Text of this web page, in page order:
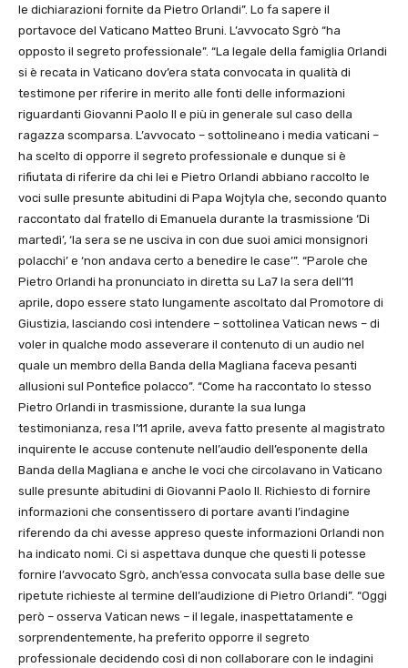
le dichiarazioni fornite da Pietro Orlandi”. Lo fa sapere il
portavoce del Vaticano Matteo Bruni. L’avvocato Sgrò “ha
opposto il segreto professionale”. “La legale della famiglia Orlandi
si è recata in Vaticano dov’era stata convocata in qualità di
testimone per riferire in merito alle fonti delle informazioni
riguardanti Giovanni Paolo II e più in generale sul caso della
ragazza scomparsa. L’avvocato – sottolineano i media vaticani –
ha scelto di opporre il segreto professionale e dunque si è
rifiutata di riferire da chi lei e Pietro Orlandi abbiano raccolto le
voci sulle presunte abitudini di Papa Wojtyla che, secondo quanto
raccontato dal fratello di Emanuela durante la trasmissione ‘Di
martedì’, ‘la sera se ne usciva in con due suoi amici monsignori
polacchi’ e ‘non andava certo a benedire le case’”. “Parole che
Pietro Orlandi ha pronunciato in diretta su La7 la sera dell’11
aprile, dopo essere stato lungamente ascoltato dal Promotore di
Giustizia, lasciando così intendere – sottolinea Vatican news – di
voler in qualche modo asseverare il contenuto di un audio nel
quale un membro della Banda della Magliana faceva pesanti
allusioni sul Pontefice polacco”. “Come ha raccontato lo stesso
Pietro Orlandi in trasmissione, durante la sua lunga
testimonianza, resa l’11 aprile, aveva fatto presente al magistrato
inquirente le accuse contenute nell’audio dell’esponente della
Banda della Magliana e anche le voci che circolavano in Vaticano
sulle presunte abitudini di Giovanni Paolo II. Richiesto di fornire
informazioni che consentissero di portare avanti l’indagine
riferendo da chi avesse appreso queste informazioni Orlandi non
ha indicato nomi. Ci si aspettava dunque che questi li potesse
fornire l’avvocato Sgrò, anch’essa convocata sulla base delle sue
ripetute richieste al termine dell’audizione di Pietro Orlandi”. “Oggi
però – osserva Vatican news – il legale, inaspettatamente e
sorprendentemente, ha preferito opporre il segreto
professionale decidendo così di non collaborare con le indagini